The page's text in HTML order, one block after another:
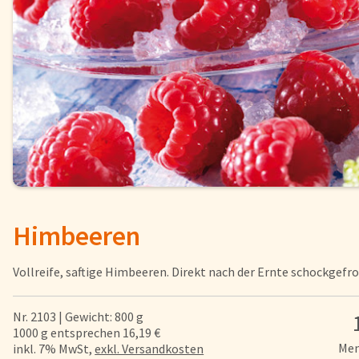
Fisch Pizzen und
Snacks
Schnelle Mahlzeiten Torten und
Brot und Brötchen
Über uns
Presse & News
Karriere
Himbeeren
Vollreife, saftige Himbeeren. Direkt nach der Ernte
Nr. 2103 | Gewicht: 800 g
1000 g entsprechen 16,19 €
inkl. 7% MwSt,exkl. Versandkosten